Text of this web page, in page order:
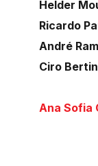
Helder
Ricardo
André
Ciro
Ana Sofia